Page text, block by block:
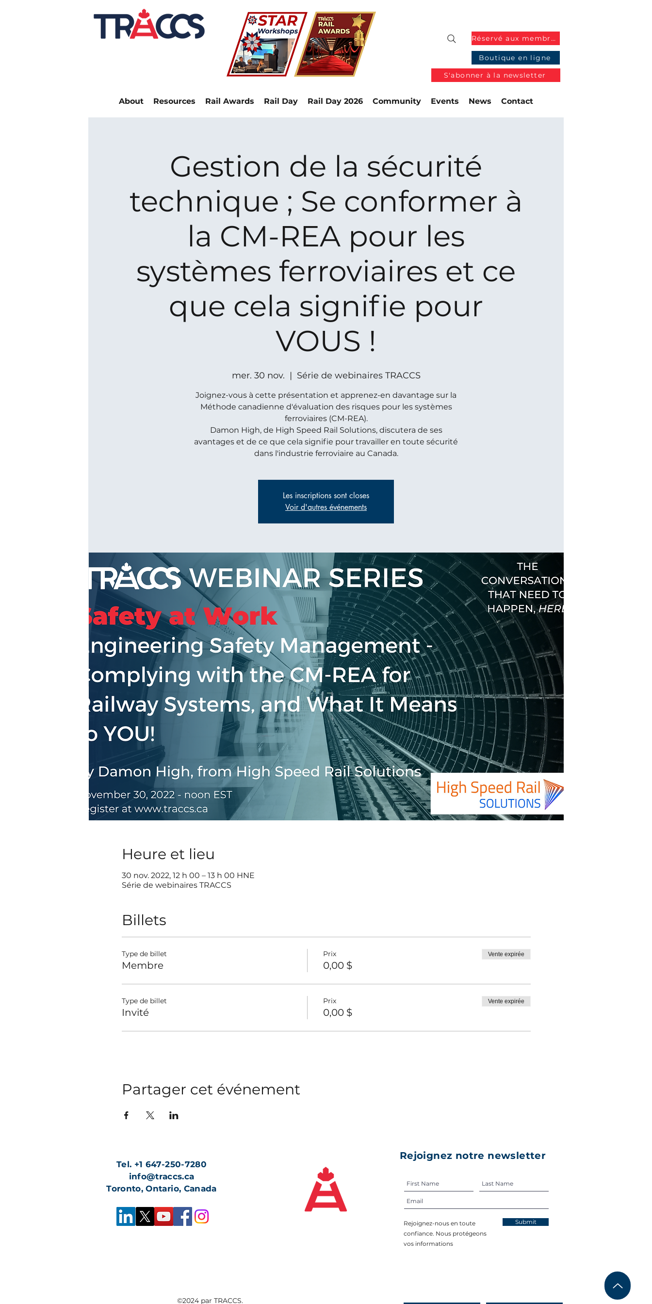
Réservé aux membres
Boutique en ligne
S'abonner à la newsletter
About Resources Rail Awards Rail Day Rail Day 2026 Community Events News Contact
Gestion de la sécurité
technique ; Se conformer à
la CM-REA pour les
systèmes ferroviaires et ce
que cela signifie pour
VOUS !
mer. 30 nov.
  |
Série de webinaires TRACCS
Joignez-vous à cette présentation et apprenez-en davantage sur la
Méthode canadienne d'évaluation des risques pour les systèmes
ferroviaires (CM-REA).
Damon High, de High Speed Rail Solutions, discutera de ses
avantages et de ce que cela signifie pour travailler en toute sécurité
dans l'industrie ferroviaire au Canada.
Les inscriptions sont closes
Voir d'autres événements
Heure et lieu
30 nov. 2022, 12 h 00 – 13 h 00 HNE
Série de webinaires TRACCS
Billets
Type de billet
Membre
Prix
0,00 $
Vente expirée
Type de billet
Invité
Prix
0,00 $
Vente expirée
Partager cet événement
Tel. +1 647-250-7280
info@traccs.ca
Toronto, Ontario, Canada
Rejoignez notre newsletter
Rejoignez-nous en toute
confiance. Nous protégeons
vos informations
Submit
©2024 par TRACCS.